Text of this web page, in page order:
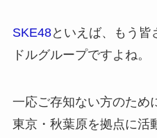
SKE48といえば、もう皆
ドルグループですよね。
一応ご存知ない方のため
東京・秋葉原を拠点に活